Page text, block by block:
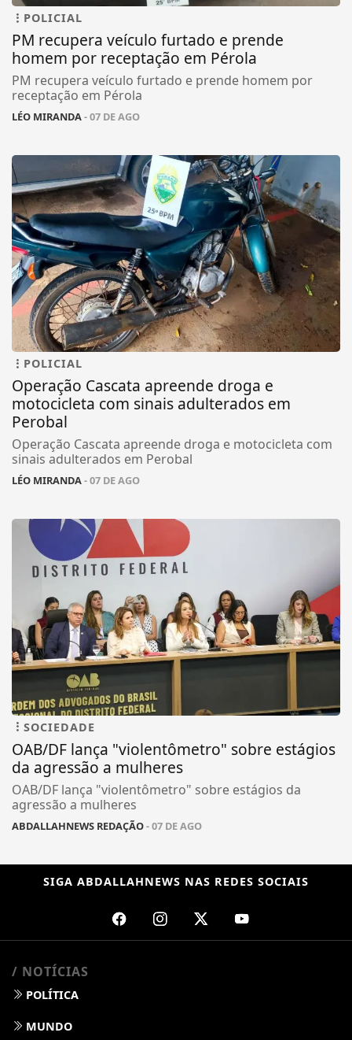
POLICIAL
PM recupera veículo furtado e prende
homem por receptação em Pérola
PM recupera veículo furtado e prende homem por
receptação em Pérola
LÉO MIRANDA- 07 DE AGO
POLICIAL
Operação Cascata apreende droga e
motocicleta com sinais adulterados em
Perobal
Operação Cascata apreende droga e motocicleta com
sinais adulterados em Perobal
LÉO MIRANDA- 07 DE AGO
SOCIEDADE
OAB/DF lança "violentômetro" sobre estágios
da agressão a mulheres
OAB/DF lança "violentômetro" sobre estágios da
agressão a mulheres
ABDALLAHNEWS REDAÇÃO- 07 DE AGO
SIGA ABDALLAHNEWS NAS REDES SOCIAIS
/ NOTÍCIAS
POLÍTICA
MUNDO